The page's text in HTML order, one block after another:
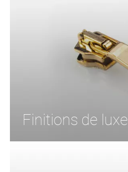
Finitions de luxe